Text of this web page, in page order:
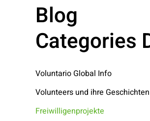
Blog
Categories
Voluntario Global Info
Volunteers und ihre Geschichten
Freiwilligenprojekte